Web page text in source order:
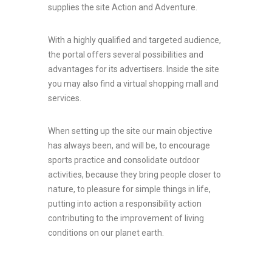
supplies the site Action and Adventure.
With a highly qualified and targeted audience,
the portal offers several possibilities and
advantages for its advertisers. Inside the site
you may also find a virtual shopping mall and
services.
When setting up the site our main objective
has always been, and will be, to encourage
sports practice and consolidate outdoor
activities, because they bring people closer to
nature, to pleasure for simple things in life,
putting into action a responsibility action
contributing to the improvement of living
conditions on our planet earth.